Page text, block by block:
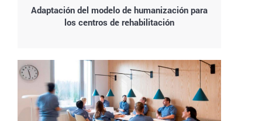
Adaptación del modelo de humanización para
los centros de rehabilitación